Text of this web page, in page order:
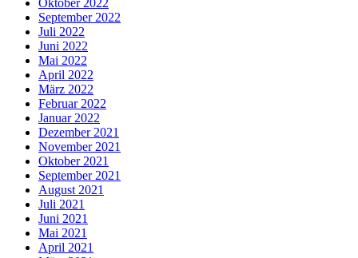
September 2022
Juli 2022
Juni 2022
Mai 2022
April 2022
März 2022
Februar 2022
Januar 2022
Dezember 2021
November 2021
Oktober 2021
September 2021
August 2021
Juli 2021
Juni 2021
Mai 2021
April 2021